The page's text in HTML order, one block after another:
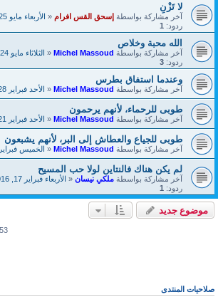
لا تَزْنِ
آخر مشاركة بواسطةإسحق القس افرام«الأربعاء مايو 25, 2016 4:14 am
ردود: 1
الله محبة وخلاص
آخر مشاركة بواسطةMichel Massoud
«الثلاثاء مايو 24, 2016 8:52 pm
ردود: 3
وعندما استفاق بطرس
آخر مشاركة بواسطةMichel Massoud
«الأحد فبراير 28, 2016 2:23 am
طوبى للرحماء، لأنهم يرحمون
آخر مشاركة بواسطةMichel Massoud
«الأحد فبراير 21, 2016 6:43 am
طوبى للجياع والعطاش إلى البر، لأنهم يشبعون
آخر مشاركة بواسطةMichel Massoud
«الخميس فبراير 18, 2016 8:25 pm
لم يكن هناك فالنتاين لولا حب المسيح
آخر مشاركة بواسطةملكي نيسان«الأربعاء فبراير 17, 2016 8:58 pm
ردود: 1
موضوع جديد
53 موضوعًا
صلاحيات المنتدى